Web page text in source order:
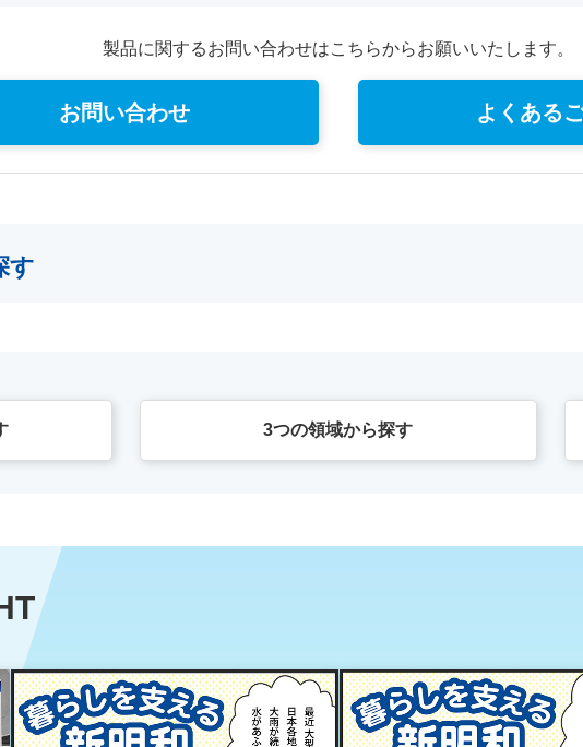
製品に関するお問い合わせはこちらからお願いいたします。
お問い合わせ よくある
す
3つの領域から探す